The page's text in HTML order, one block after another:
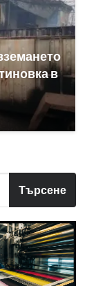
в
Търсене